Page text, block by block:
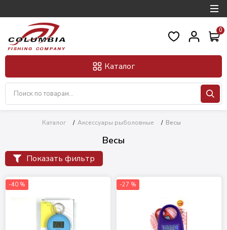
Каталог
0
Каталог / Аксессуары рыболовные / Весы
Весы
Показать фильтр
-40 % -27 %